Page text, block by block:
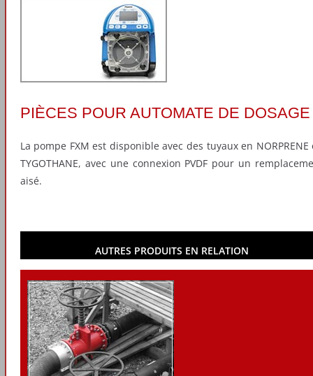
PIÈCES POUR AUTOMATE DE DOSAGE
La pompe FXM est disponible avec des tuyaux en NORPRENE
TYGOTHANE, avec une connexion PVDF pour un
aisé.
AUTRES PRODUITS EN RELATION